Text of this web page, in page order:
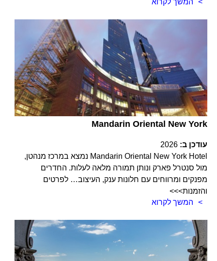
המשך לקרוא
Mandarin Oriental New York
עודכן ב: 2026
Mandarin Oriental New York Hotel נמצא במרכז מנהטן,
מול סנטרל פארק ונותן תמורה מלאה לעלות. החדרים
מפנקים ומרווחים עם חלונות ענק, העיצוב… לפרטים
והזמנות>>>
המשך לקרוא